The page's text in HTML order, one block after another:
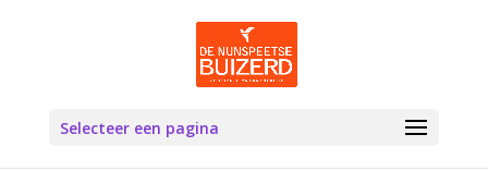
Selecteer een pagina